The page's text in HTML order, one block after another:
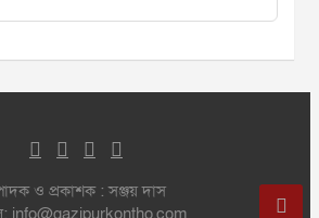
ও প্রকাশক : সঞ্জয় দাস
info@gazipurkontho.com